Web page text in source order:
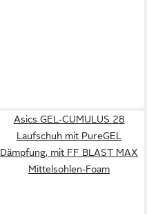
Asics GEL-CUMULUS 28
Laufschuh mit PureGEL
Dämpfung, mit FF BLAST MAX
Mittelsohlen-Foam